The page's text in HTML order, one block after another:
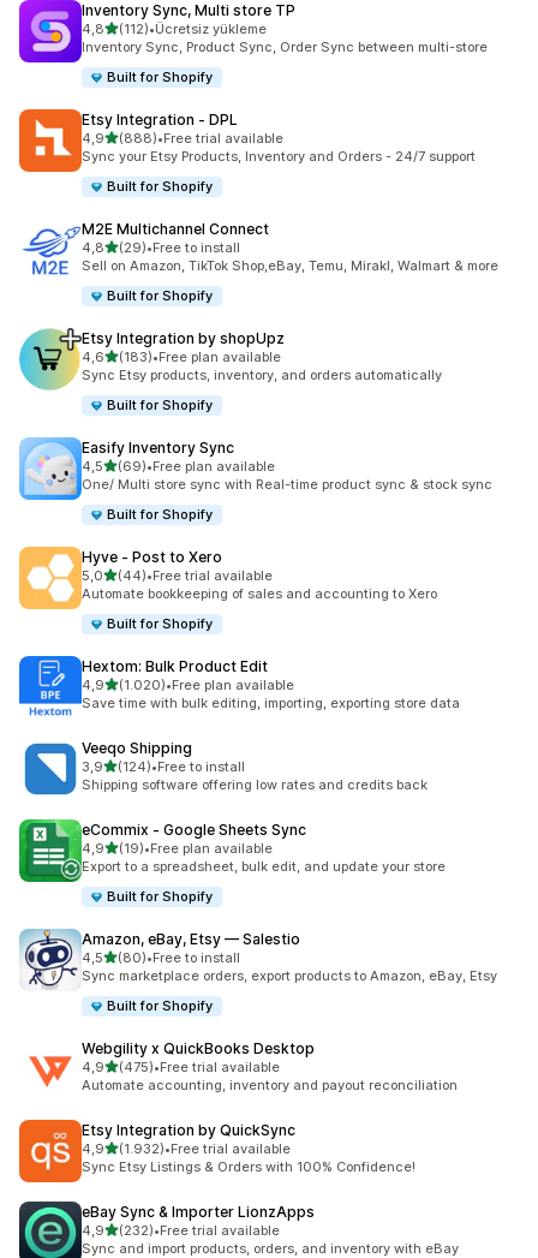
Inventory Sync, Multi store TP
4,85 yıldız üzerinden
(112)
toplam 112 değerlendirme
•Ücretsiz yükleme
Inventory Sync, Product Sync, Order Sync between multi-store
Built for Shopify
Etsy Integration ‑ DPL
4,95 yıldız üzerinden
(888)
toplam 888 değerlendirme
•Free trial available
Sync your Etsy Products, Inventory and Orders - 24/7 support
Built for Shopify
M2E Multichannel Connect
4,85 yıldız üzerinden
(29)
toplam 29 değerlendirme
•Free to install
Sell on Amazon, TikTok Shop,eBay, Temu, Mirakl, Walmart & more
Built for Shopify
Etsy Integration by shopUpz
4,65 yıldız üzerinden
(183)
toplam 183 değerlendirme
•Free plan available
Sync Etsy products, inventory, and orders automatically
Built for Shopify
Easify Inventory Sync
4,55 yıldız üzerinden
(69)
toplam 69 değerlendirme
•Free plan available
One/ Multi store sync with Real-time product sync & stock sync
Built for Shopify
Hyve ‑ Post to Xero
5,05 yıldız üzerinden
(44)
toplam 44 değerlendirme
•Free trial available
Automate bookkeeping of sales and accounting to Xero
Built for Shopify
Hextom: Bulk Product Edit
4,95 yıldız üzerinden
(1.020)
toplam 1020 değerlendirme
•Free plan available
Save time with bulk editing, importing, exporting store data
Veeqo Shipping
3,95 yıldız üzerinden
(124)
toplam 124 değerlendirme
•Free to install
Shipping software offering low rates and credits back
eCommix ‑ Google Sheets Sync
4,95 yıldız üzerinden
(19)
toplam 19 değerlendirme
•Free plan available
Export to a spreadsheet, bulk edit, and update your store
Built for Shopify
Amazon, eBay, Etsy — Salestio
4,55 yıldız üzerinden
(80)
toplam 80 değerlendirme
•Free to install
Sync marketplace orders, export products to Amazon, eBay, Etsy
Built for Shopify
Webgility x QuickBooks Desktop
4,95 yıldız üzerinden
(475)
toplam 475 değerlendirme
•Free trial available
Automate accounting, inventory and payout reconciliation
Etsy Integration by QuickSync
4,95 yıldız üzerinden
(1.932)
toplam 1932 değerlendirme
•Free trial available
Sync Etsy Listings & Orders with 100% Confidence!
eBay Sync & Importer LionzApps
4,95 yıldız üzerinden
(232)
toplam 232 değerlendirme
•Free trial available
Sync and import products, orders, and inventory with eBay